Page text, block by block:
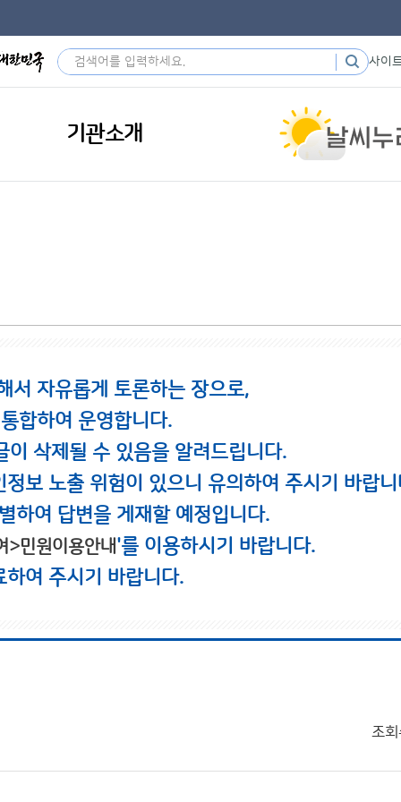
사이
기관소개
서 자유롭게 토론하는 장으로,
합하여 운영합니다.
삭제될 수 있음을 알려드립니다.
보 노출 위험이 있으니 유의하여 주시기 바랍니
하여 답변을 게재할 예정입니다.
>민원이용안내'를 이용하시기 바랍니다.
여 주시기 바랍니다.
조회